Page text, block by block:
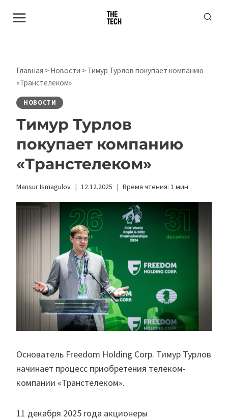
Главная > Новости > Тимур Турлов покупает компанию
«Транстелеком»
НОВОСТИ
Тимур Турлов
покупает компанию
«Транстелеком»
Mansur Ismagulov 12.12.2025 Время чтения: 1 мин
Основатель Freedom Holding Corp. Тимур Турлов
начинает процесс приобретения телеком-
компании «Транстелеком».
11 декабря 2025 года акционеры